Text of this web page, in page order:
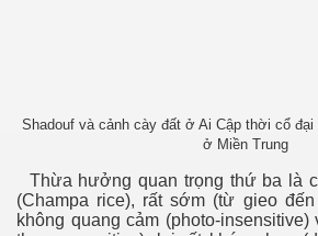
Shadouf và cảnh cày đất ở Ai Cập thời cổ
ở Miền Trung
Thừa hưởng quan trọng thứ ba là
(Champa rice), rất sớm (từ gieo
không quang cảm (photo-